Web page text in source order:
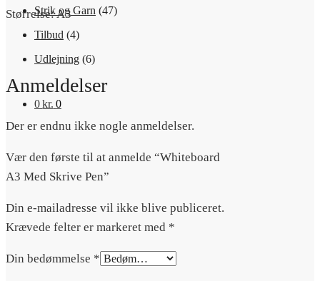
Strik og Garn (47)
Tilbud (4)
Udlejning (6)
0kr. 0
Størrelse: A3
Anmeldelser
Der er endnu ikke nogle anmeldelser.
Vær den første til at anmelde “Whiteboard
A3 Med Skrive Pen”
Din e-mailadresse vil ikke blive publiceret.
Krævede felter er markeret med *
Din bedømmelse *